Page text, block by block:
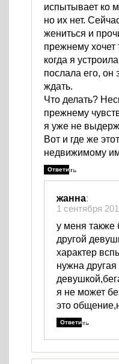
испытывает ко
но их нет.
жениться и
прежнему хочет
когда я
послала его, он
ждать.
Что делать?
прежнему
я уже не
Вот и где же
недвижимому
Ответить
жанна:
1 сентября
у меня
другой
характер
нужна
я не может
это
Ответить